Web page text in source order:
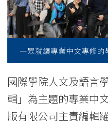
and
the
art
of
writing
一眾就讀專業中文專修的
國際學院人文及語言
輯」為主題的專業中
版有限公司主責編輯